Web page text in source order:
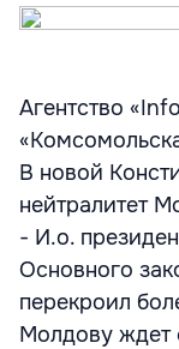
Агентство
В новой
нейтралитет
- И.о.
Основного
перекроил
Молдову ждет